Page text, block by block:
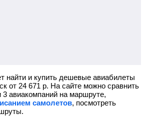
найти и купить дешевые авиабилеты
от 24 671 р. На сайте можно сравнить
авиакомпаний на маршруте,
самолетов, посмотреть